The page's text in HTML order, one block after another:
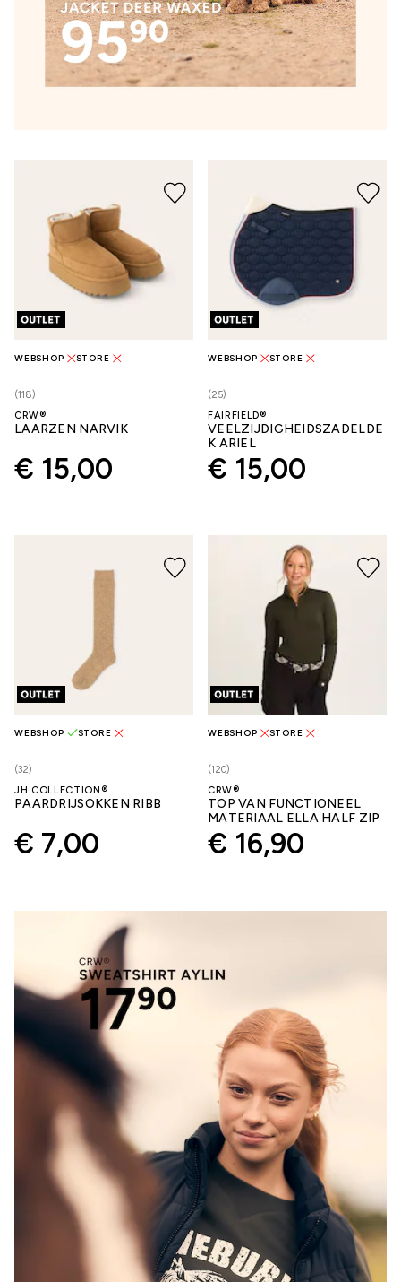
(118)
WEBSHOP STORE
CRW®
LAARZEN NARVIK
€ 15,00
(25)
WEBSHOP STORE
FAIRFIELD®
VEELZIJDIGHEIDSZADELDE
K ARIEL
€ 15,00
(32)
WEBSHOP STORE
JH COLLECTION®
PAARDRIJSOKKEN RIBB
€ 7,00
(120)
WEBSHOP STORE
CRW®
TOP VAN FUNCTIONEEL
MATERIAAL ELLA HALF ZIP
€ 16,90